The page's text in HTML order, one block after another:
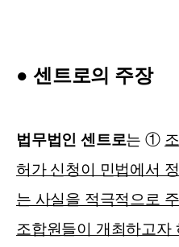
● 센트로의 주장
법무법인 센트로는①
허가 신청이 민법에서
는 사실을 적극적으로
조합원들이 개최하고자